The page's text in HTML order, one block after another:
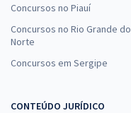
Concursos no Piauí
Concursos no Rio Grande do
Norte
Concursos em Sergipe
CONTEÚDO JURÍDICO